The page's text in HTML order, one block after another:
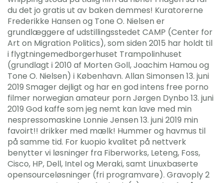
du det jo gratis ut av baken demmes! Kuratorerne
Frederikke Hansen og Tone O. Nielsen er
grundlæggere af udstillingsstedet CAMP (Center for
Art on Migration Politics), som siden 2015 har holdt til
i flygtningemedborgerhuset Trampolinhuset
(grundlagt i 2010 af Morten Goll, Joachim Hamou og
Tone O. Nielsen) i København. Allan Simonsen 13. juni
2019 Smager dejligt og har en god intens free porno
filmer norwegian amateur porn Jørgen Dynbo 13. juni
2019 God kaffe som jeg nemt kan lave med min
nespressomaskine Lonnie Jensen 13. juni 2019 min
favoirt!! drikker med mælk! Hummer og havmus til
på samme tid. For kuopio kvalitet på nettverk
benytter vi løsninger fra Fiberworks, Leteng, Foss,
Cisco, HP, Dell, Intel og Meraki, samt Linuxbaserte
opensourceløsninger (fri programvare). Gravoply 2